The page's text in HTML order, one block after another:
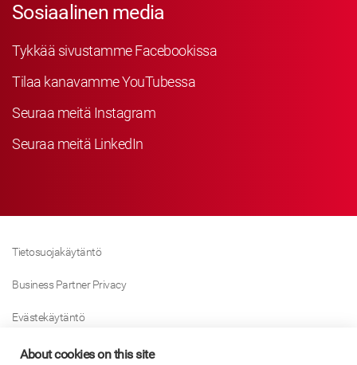
Sosiaalinen media
Tykkää sivustamme Facebookissa
Tilaa kanavamme YouTubessa
Seuraa meitä Instagram
Seuraa meitä LinkedIn
Tietosuojakäytäntö
Business Partner Privacy
Evästekäytäntö
Modern Slavery Act Policy
About cookies on this site